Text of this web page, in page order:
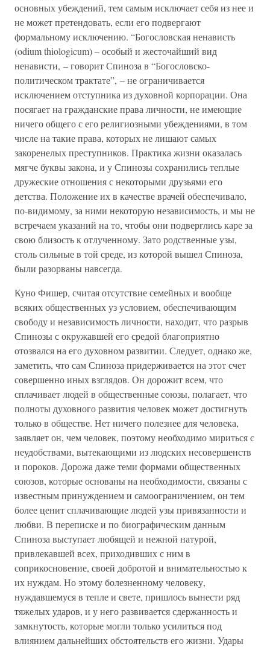
основных убеждений, тем самым исключает себя из нее и
не может претендовать, если его подвергают
формальному исключению. “Богословская ненависть
(odium thiologicum) – особый и жесточайший вид
ненависти, – говорит Спиноза в “Богословско-
политическом трактате”, – не ограничивается
исключением отступника из духовной корпорации. Она
посягает на гражданские права личности, не имеющие
ничего общего с его религиозными убеждениями, в том
числе на такие права, которых не лишают самых
закоренелых преступников. Практика жизни оказалась
мягче буквы закона, и у Спинозы сохранились теплые
дружеские отношения с некоторыми друзьями его
детства. Положение их в качестве врачей обеспечивало,
по-видимому, за ними некоторую независимость, и мы не
встречаем указаний на то, чтобы они подверглись каре за
свою близость к отлученному. Зато родственные узы,
столь сильные в той среде, из которой вышел Спиноза,
были разорваны навсегда.
Куно Фишер, считая отсутствие семейных и вообще
всяких общественных уз условием, обеспечивающим
свободу и независимость личности, находит, что разрыв
Спинозы с окружавшей его средой благоприятно
отозвался на его духовном развитии. Следует, однако же,
заметить, что сам Спиноза придерживается на этот счет
совершенно иных взглядов. Он дорожит всем, что
сплачивает людей в общественные союзы, полагает, что
полноты духовного развития человек может достигнуть
только в обществе. Нет ничего полезнее для человека,
заявляет он, чем человек, поэтому необходимо мириться с
неудобствами, вытекающими из людских несовершенств
и пороков. Дорожа даже теми формами общественных
союзов, которые основаны на необходимости, связаны с
известным принуждением и самоограничением, он тем
более ценит сплачивающие людей узы привязанности и
любви. В переписке и по биографическим данным
Спиноза выступает любящей и нежной натурой,
привлекавшей всех, приходивших с ним в
соприкосновение, своей добротой и внимательностью к
их нуждам. Но этому болезненному человеку,
нуждавшемуся в тепле и свете, пришлось вынести ряд
тяжелых ударов, и у него развивается сдержанность и
замкнутость, которые могли только усилиться под
влиянием дальнейших обстоятельств его жизни. Удары